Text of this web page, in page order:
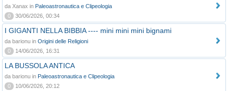
da Xanax in Paleoastronautica e Clipeologia
0
30/06/2026, 00:34
I GIGANTI NELLA BIBBIA ---- mini mini mini bignami
da barionu in Origini delle Religioni
0
14/06/2026, 16:31
LA BUSSOLA ANTICA
da barionu in Paleoastronautica e Clipeologia
0
10/06/2026, 20:12